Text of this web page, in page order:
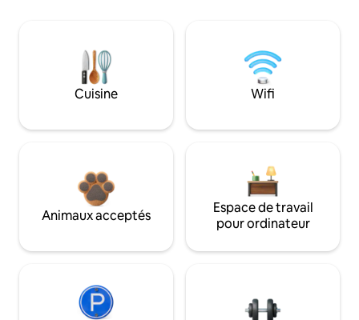
Cuisine Wifi
Animaux acceptés
Espace de travail
pour ordinateur